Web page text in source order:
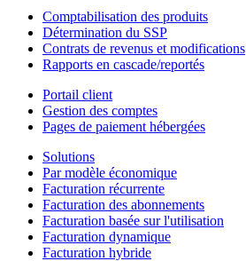
Comptabilisation des produits
Détermination du SSP
Contrats de revenus et modifications
Rapports en cascade/reportés
Portail client
Gestion des comptes
Pages de paiement hébergées
Solutions
Par modèle économique
Facturation récurrente
Facturation des abonnements
Facturation basée sur l'utilisation
Facturation dynamique
Facturation hybride